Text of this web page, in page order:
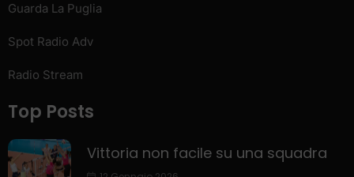
Guarda La Puglia
Spot Radio Adv
Radio Stream
Top Posts
Vittoria non facile su una squadra